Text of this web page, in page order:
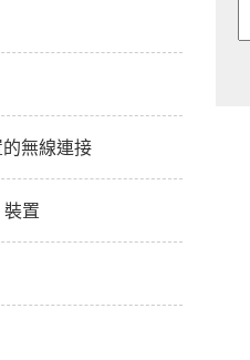
無線連接
置